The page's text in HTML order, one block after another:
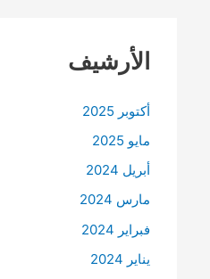
الأرشيف
أكتوبر 2025
مايو 2025
أبريل 2024
مارس 2024
فبراير 2024
يناير 2024